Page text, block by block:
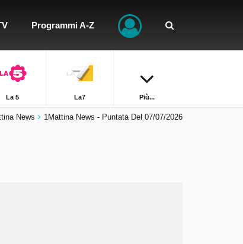
Programmi A-Z
La 5 La7 Più...
News 1Mattina News - Puntata Del 07/07/2026